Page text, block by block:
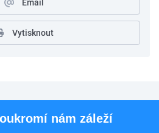
Email
Vytisknout
nám záleží